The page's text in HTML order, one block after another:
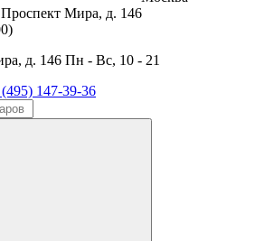
Мира, д. 146
д. 146 Пн - Вс, 10 - 21
147-39-36